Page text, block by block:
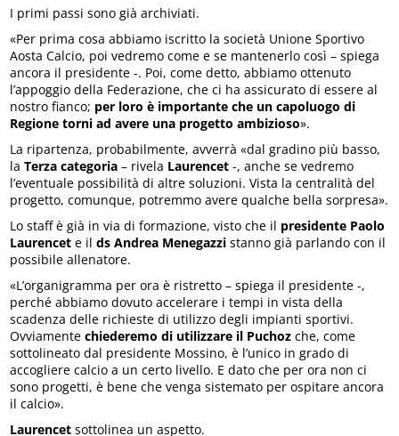
I primi passi sono già archiviati.
«Per prima cosa abbiamo iscritto la società Unione Sportivo
Aosta Calcio, poi vedremo come e se mantenerlo così – spiega
ancora il presidente -. Poi, come detto, abbiamo ottenuto
l’appoggio della Federazione, che ci ha assicurato di essere al
nostro fianco; per loro è importante che un capoluogo di
Regione torni ad avere una progetto ambizioso».
La ripartenza, probabilmente, avverrà «dal gradino più basso,
laTerza categoria – rivela Laurencet -, anche se vedremo
l’eventuale possibilità di altre soluzioni. Vista la centralità del
progetto, comunque, potremmo avere qualche bella sorpresa».
Lo staff è già in via di formazione, visto che il presidente Paolo
Laurencet e ilds Andrea Menegazzi stanno già parlando con il
possibile allenatore.
«L’organigramma per ora è ristretto – spiega il presidente -,
perché abbiamo dovuto accelerare i tempi in vista della
scadenza delle richieste di utilizzo degli impianti sportivi.
Ovviamentechiederemo di utilizzare il Puchoz che, come
sottolineato dal presidente Mossino, è l’unico in grado di
accogliere calcio a un certo livello. E dato che per ora non ci
sono progetti, è bene che venga sistemato per ospitare ancora
il calcio».
Laurencet sottolinea un aspetto.